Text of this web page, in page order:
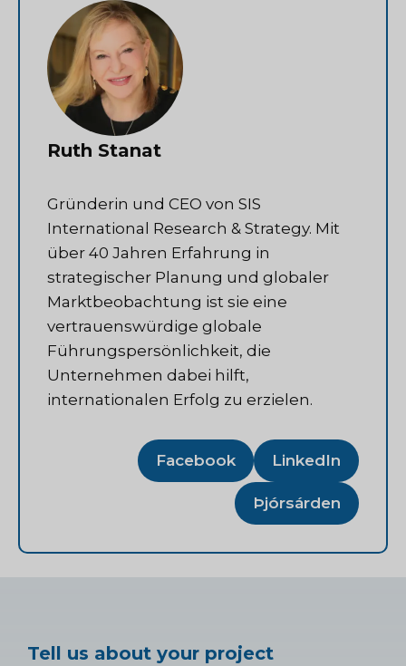
Ruth Stanat
Gründerin und CEO von SIS
International Research & Strategy. Mit
über 40 Jahren Erfahrung in
strategischer Planung und globaler
Marktbeobachtung ist sie eine
vertrauenswürdige globale
Führungspersönlichkeit, die
Unternehmen dabei hilft,
internationalen Erfolg zu erzielen.
Facebook LinkedIn
Þjórsárden
Tell us about your project